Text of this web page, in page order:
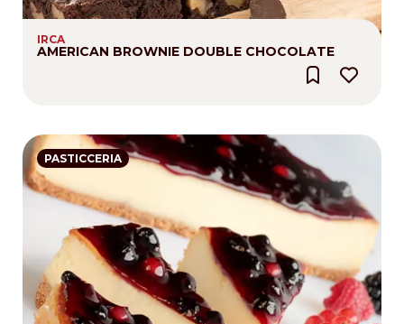
IRCA
AMERICAN BROWNIE DOUBLE CHOCOLATE
PASTICCERIA